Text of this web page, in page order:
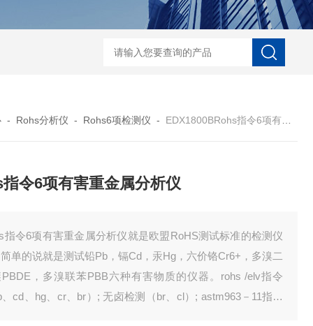
NI-RX85-G13工业用3D显微X射线CT扫描设备 EDX1800BRohs指令环
- Rohs分析仪 - Rohs6项检测仪 - EDX1800BRohs指令6项有害重金属分析仪
令6项有害重金属分析仪
指令6项有害重金属分析仪就是欧盟RoHS测试标准的检测仪
单的说就是测试铅Pb，镉Cd，汞Hg，六价铬Cr6+，多溴二
，多溴联苯PBB六种有害物质的仪器。rohs /elv指令
、cd、hg、cr、br）; 无卤检测（br、cl）; astm963－11指令